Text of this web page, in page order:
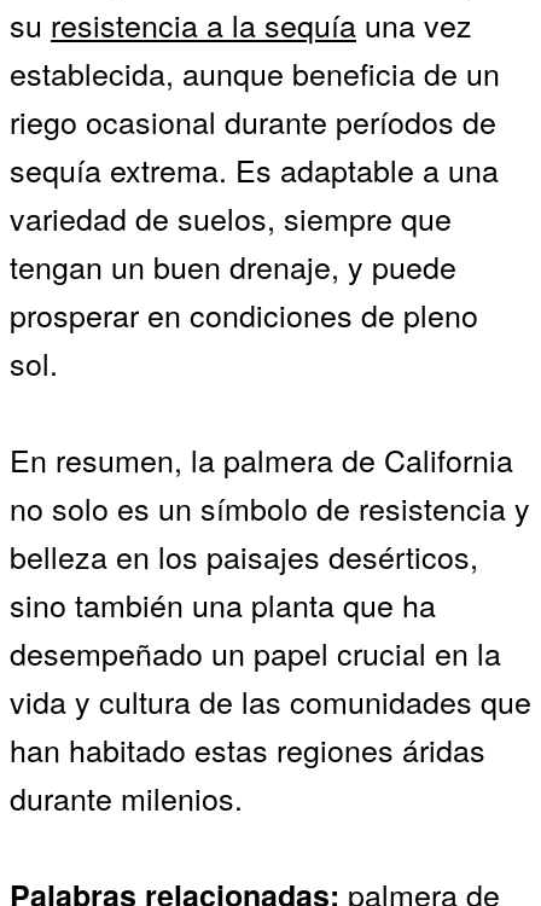
su resistencia a la sequía una vez
establecida, aunque beneficia de un
riego ocasional durante períodos de
sequía extrema. Es adaptable a una
variedad de suelos, siempre que
tengan un buen drenaje, y puede
prosperar en condiciones de pleno
sol.
En resumen, la palmera de California
no solo es un símbolo de resistencia y
belleza en los paisajes desérticos,
sino también una planta que ha
desempeñado un papel crucial en la
vida y cultura de las comunidades que
han habitado estas regiones áridas
durante milenios.
Palabras relacionadas: palmera de